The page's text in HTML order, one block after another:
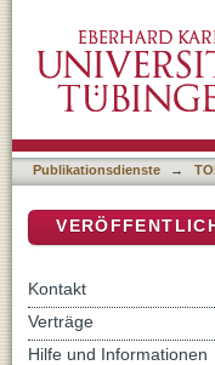
Publikationsdienste →
Kontakt
Verträge
Hilfe und Informationen